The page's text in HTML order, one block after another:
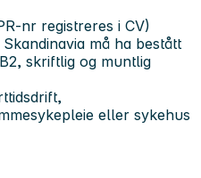
nr registreres i CV)
må ha bestått
skriftlig og muntlig
eller sykehus